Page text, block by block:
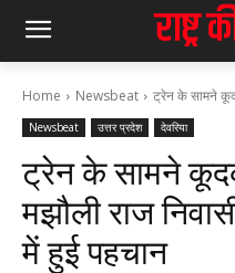
Home Newsbeat ट्रेन के सामने
Newsbeat उत्तर प्रदेश देवरिया
ट्रेन के सामने
मझौली राज
में हुई पहचान